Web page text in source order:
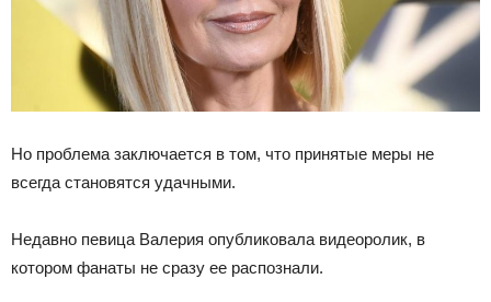
Но проблема заключается в том, что принятые меры не
всегда становятся удачными.
Недавно певица Валерия опубликовала видеоролик, в
котором фанаты не сразу ее распознали.